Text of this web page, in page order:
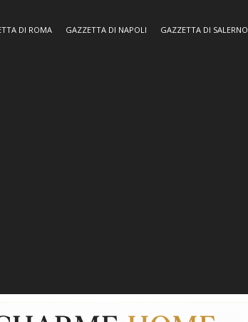
DI ROMA GAZZETTA DI NAPOLI GAZZETTA DI SALERNO